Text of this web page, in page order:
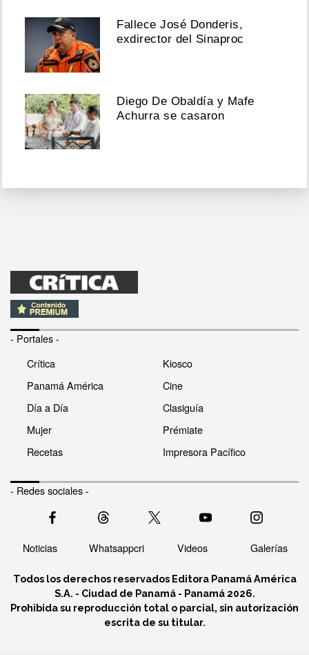
Fallece José Donderis,
exdirector del Sinaproc
Diego De Obaldía y Mafe
Achurra se casaron
- Portales -
Crítica
Panamá América
Día a Día
Mujer
Recetas
Kiosco
Cine
Clasiguía
Prémiate
Impresora Pacífico
- Redes sociales -
Noticias Whatsappcri Videos Galerías
Todos los derechos reservados Editora Panamá América
S.A. - Ciudad de Panamá - Panamá 2026.
Prohibida su reproducción total o parcial, sin autorización
escrita de su titular.